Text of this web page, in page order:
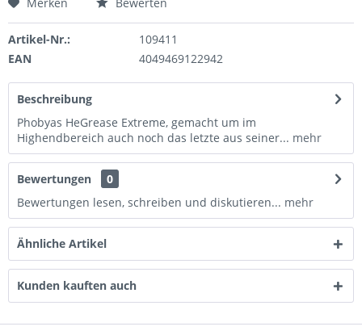
Artikel-Nr.:
109411
EAN
4049469122942
Beschreibung
Phobyas HeGrease Extreme, gemacht um im
Highendbereich auch noch das letzte aus seiner... mehr
Bewertungen
0
Bewertungen lesen, schreiben und diskutieren... mehr
Ähnliche Artikel
Kunden kauften auch